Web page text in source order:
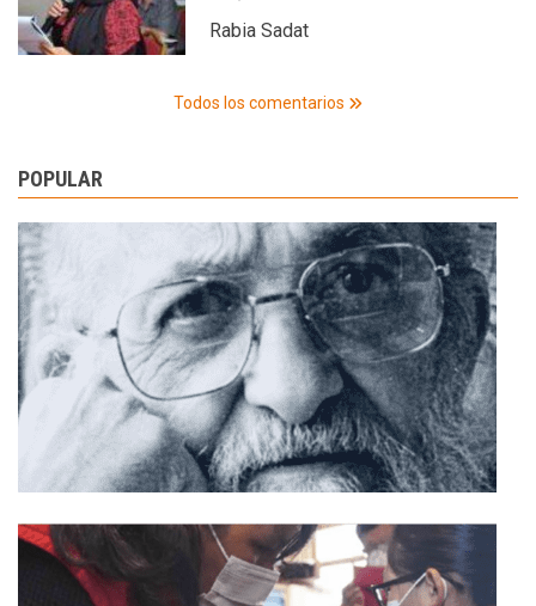
Rabia Sadat
Todos los comentarios
POPULAR